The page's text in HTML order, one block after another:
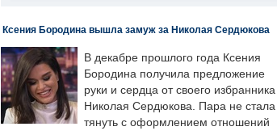
Ксения Бородина вышла замуж за Николая Сердюкова
В декабре прошлого года Ксения
Бородина получила предложение
руки и сердца от своего избранника
Николая Сердюкова. Пара не стала
тянуть с оформлением отношений